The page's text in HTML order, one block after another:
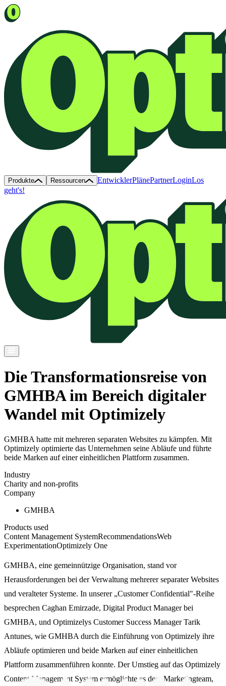
Produkte Ressourcen EntwicklerPlänePartnerLoginLos
geht's!
Die Transformationsreise von
GMHBA im Bereich digitaler
Wandel mit Optimizely
GMHBA hatte mit mehreren separaten Websites zu kämpfen. Mit
Optimizely optimierte das Unternehmen seine Abläufe und führte
beide Marken auf einer einheitlichen Plattform zusammen.
Industry
Charity and non-profits
Company
GMHBA
Products used
Content Management SystemRecommendationsWeb
ExperimentationOptimizely One
GMHBA, eine gemeinnützige Organisation, stand vor
Herausforderungen bei der Verwaltung mehrerer separater Websites
und veralteter Systeme. In unserer „Customer Confidential"-Reihe
besprechen Caghan Emirzade, Digital Product Manager bei
GMHBA, und Optimizelys Customer Success Manager Tarik
Antunes, wie GMHBA durch die Einführung von Optimizely ihre
Abläufe optimieren und beide Marken auf einer einheitlichen
Plattform zusammenführen konnte. Der Umstieg auf das Optimizely
Content Management System ermöglichte es dem Marketingteam,